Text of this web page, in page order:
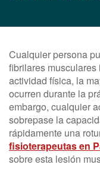
Cualquier persona
fibrilares
actividad física, la
ocurren durante la
embargo, cualquier
sobrepase la
rápidamente una
fisioterapeutas en
sobre esta lesión